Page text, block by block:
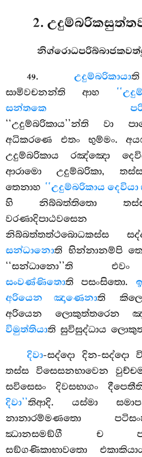
2.
49.උදුම්බරිකායා
සාමිවචනන්ති ආහ
සන්තකෙ
‘‘උදුම්බරිකාය’’න්ති වා
අධිකරණෙ එතං භුම්මං.
උදුම්බරිකාය රඤ්ඤො
ආරාමො උදුම්බරිකා,
තෙනාහ ‘‘උදුම්බරිකාය
හි නිබ්බත්තිතො
නිබ්බත්තත්ථබොධකස්ස
සන්ධානොති භින්නානම්පි
‘‘සන්ධානො’’ති
සංවණ්ණිතොති පසංසිතො.
අරියෙන ඤාණෙනාති
අරියෙන ලොකුත්තරෙන
විමුත්තියාති සුවිසුද්ධාය
දිවා-සද්දො දින-සද්දො
තස්ස විසෙසනභාවෙන
සවිසෙසං දිවසභාගං
දිවා’’තිආදි. යස්මා
නානාරම්මණතො
ඣානසමඞ්ගී ච
සඞ්ගණිකාභාවතො